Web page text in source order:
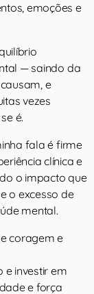
emoções e
— saindo da
e
vezes
é.
fala é firme
clínica e
o impacto que
o excesso de
mental.
coragem e
e investir em
e força